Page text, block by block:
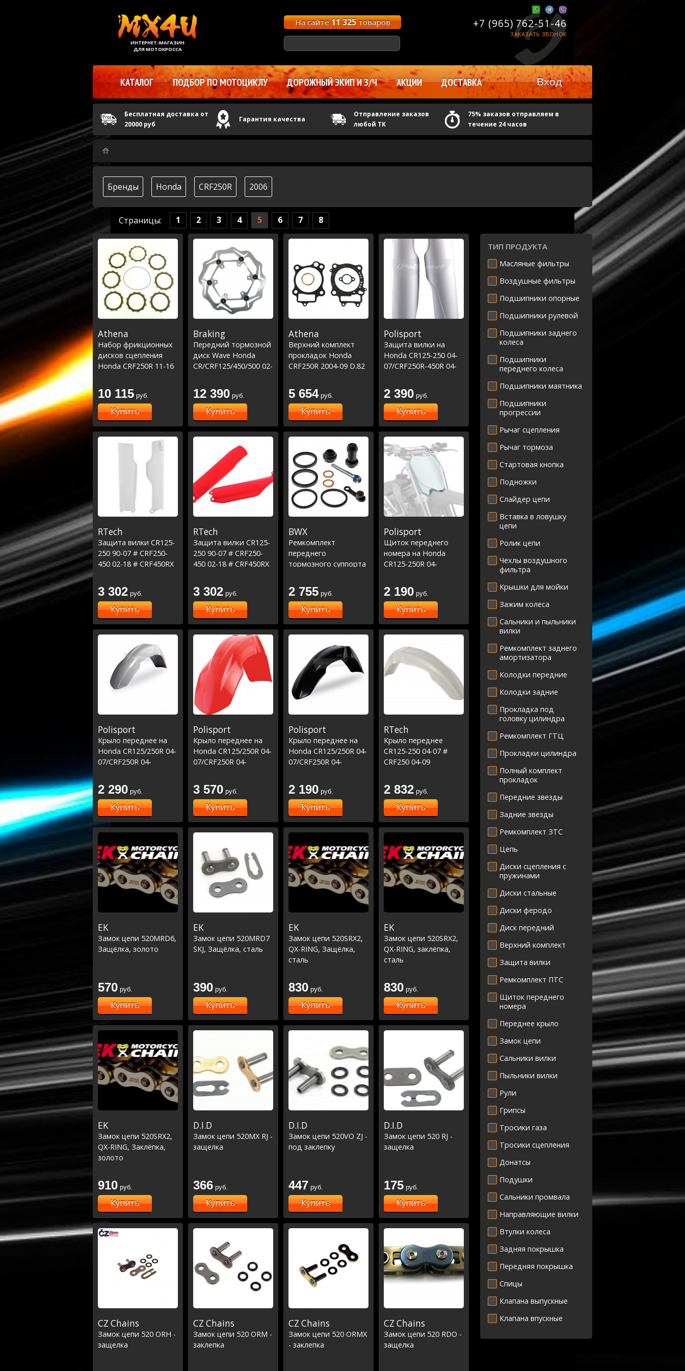
Бренды Honda CRF250R 2006
Страницы: 1 2 3 4 5 6 7 8
Athena
Набор фрикционных
дисков сцепления
Honda CRF250R 11-16
10 115 руб.
Купить
Braking
Передний тормозной
диск Wave Honda
CR/CRF125/450/500 02-
12 390 руб.
Купить
Athena
Верхний комплект
прокладок Honda
CRF250R 2004-09 D.82
5 654руб.
Купить
Polisport
Защита вилки на
Honda CR125-250 04-
07/CRF250R-450R 04-
2 390 руб.
Купить
RTech
Защита вилки CR125-
250 90-07 # CRF250-
450 02-18 # CRF450RX
# CRF450X 05-17
Белый
3 302 руб.
Купить
RTech
Защита вилки CR125-
250 90-07 # CRF250-
450 02-18 # CRF450RX
# CRF450X 05-17
Красный
3 302 руб.
Купить
BWX
Ремкомплект
переднего
тормозного суппорта
KX450F 06-22,EC450 4T
13-15,RMZ250 04-22,
YZ450F 03-07(18-3005)
2 755 руб.
Купить
Polisport
Щиток переднего
номера на Honda
CR125-250R 04-
04-07
2 190 руб.
Купить
Polisport
Крыло переднее на
Honda CR125/250R 04-
07/CRF250R 04-
2 290 руб.
Купить
Polisport
Крыло переднее на
Honda CR125/250R 04-
07/CRF250R 04-
3 570 руб.
Купить
Polisport
Крыло переднее на
Honda CR125/250R 04-
07/CRF250R 04-
2 190 руб.
Купить
RTech
Крыло переднее
CR125-250 04-07 #
CRF250 04-09
CRF450X 04-17 Белое
2 832 руб.
Купить
EK
Замок цепи 520MRD6,
Защёлка, золото
570 руб.
Купить
EK
Замок цепи 520MRD7
SKJ, Защёлка, сталь
390 руб.
Купить
EK
Замок цепи 520SRX2,
QX-RING, Защёлка,
сталь
830 руб.
Купить
EK
Замок цепи 520SRX2,
QX-RING, заклёпка,
сталь
830 руб.
Купить
EK
Замок цепи 520SRX2,
QX-RING, Заклёпка,
золото
910 руб.
Купить
D.I.D
Замок цепи 520MX RJ -
защелка
366 руб.
Купить
D.I.D
Замок цепи 520VO ZJ -
под заклепку
447 руб.
Купить
D.I.D
Замок цепи 520 RJ -
защелка
175 руб.
Купить
CZ Chains
Замок цепи 520 ORH -
защелка
CZ Chains
Замок цепи 520 ORM -
заклепка
CZ Chains
Замок цепи 520 ORMX
- заклепка
CZ Chains
Замок цепи 520 RDO -
защелка
ТИП ПРОДУКТА
Масляные фильтры
Воздушные фильтры
Подшипники опорные
Подшипники рулевой
Подшипники заднего
колеса
Подшипники
переднего колеса
Подшипники маятника
Подшипники
прогрессии
Рычаг сцепления
Рычаг тормоза
Стартовая кнопка
Подножки
Слайдер цепи
Вставка в ловушку
цепи
Ролик цепи
Чехлы воздушного
фильтра
Крышки для мойки
Зажим колеса
Сальники и пыльники
вилки
Ремкомплект заднего
амортизатора
Колодки передние
Колодки задние
Прокладка под
головку цилиндра
Ремкомплект ГТЦ
Прокладки цилиндра
Полный комплект
прокладок
Передние звезды
Задние звезды
Ремкомплект ЗТС
Цепь
Диски сцепления с
пружинами
Диски стальные
Диски феродо
Диск передний
Верхний комплект
Защита вилки
Ремкомплект ПТС
Щиток переднего
номера
Переднее крыло
Замок цепи
Сальники вилки
Пыльники вилки
Рули
Грипсы
Тросики газа
Тросики сцепления
Донатсы
Подушки
Сальники промвала
Направляющие вилки
Втулки колеса
Задняя покрышка
Передняя покрышка
Спицы
Клапана выпускные
Клапана впускные
ИНТЕРНЕТ-МАГАЗИН
ДЛЯ МОТОКРОССА
На сайте11 325товаров +7 (965) 762-51-46
ЗАКАЗАТЬ ЗВОНОК
КАТАЛОГ ПОДБОР ПО МОТОЦИКЛУ ДОРОЖНЫЙ ЭКИП И З/Ч АКЦИИ ДОСТАВКА Вход
Бесплатная доставка от
20000 руб
Гарантия качества
Отправление заказов
любой ТК
75% заказов отправляем в
течение 24 часов